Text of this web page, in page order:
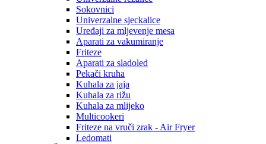
Sokovnici
Univerzalne sjeckalice
Uređaji za mljevenje mesa
Aparati za vakumiranje
Friteze
Aparati za sladoled
Pekači kruha
Kuhala za jaja
Kuhala za rižu
Kuhala za mlijeko
Multicookeri
Friteze na vruči zrak - Air Fryer
Ledomati